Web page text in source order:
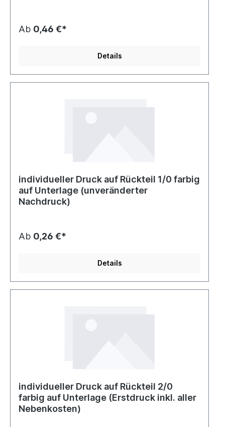
Ab 0,46 €*
Details
individueller Druck auf Rückteil 1/0 farbig
auf Unterlage (unveränderter
Nachdruck)
Ab 0,26 €*
Details
individueller Druck auf Rückteil 2/0
farbig auf Unterlage (Erstdruck inkl. aller
Nebenkosten)